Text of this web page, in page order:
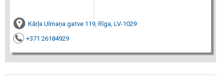
Kārļa Ulmaņa gatve 119, Rīga, LV-1029
+371 26184929